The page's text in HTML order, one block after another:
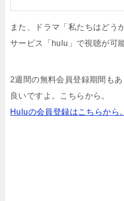
また、ドラマ「私たちはどう
サービス「hulu」で視聴が可
2週間の無料会員登録期間も
良いですよ。こちらから。
Huluの会員登録はこちらから。